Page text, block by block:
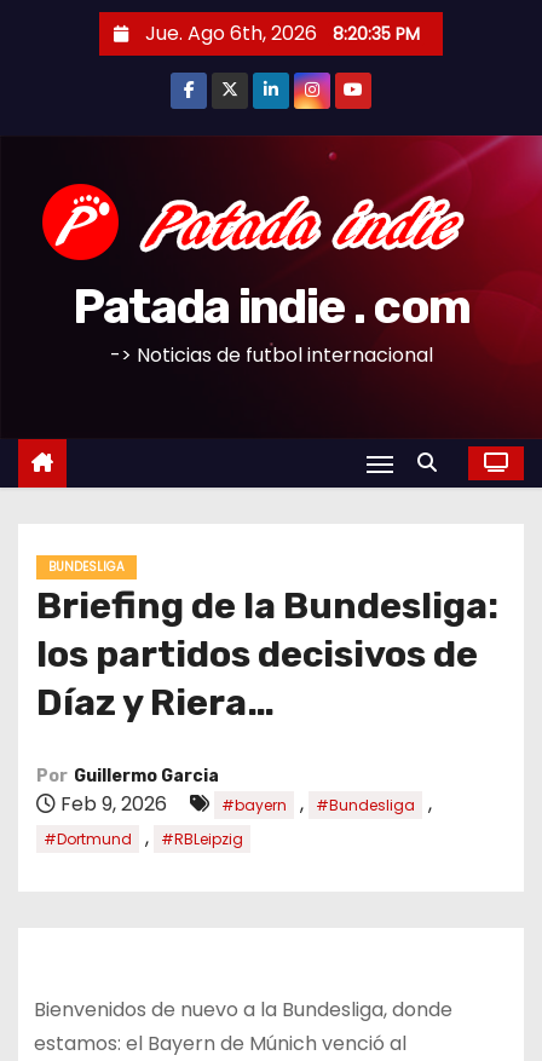
i
Jue. Ago 6th, 2026 8:20:36 PM
Patada indie . com
-> Noticias de futbol internacional
BUNDESLIGA
Briefing de la Bundesliga:
los partidos decisivos de
Díaz y Riera…
Por Guillermo Garcia
Feb 9, 2026 #bayern , #Bundesliga ,
#Dortmund , #RBLeipzig
Bienvenidos de nuevo a la Bundesliga, donde
estamos: el Bayern de Múnich venció al